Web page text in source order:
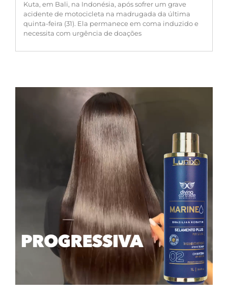
Kuta, em Bali, na Indonésia, após sofrer um grave
acidente de motocicleta na madrugada da última
quinta-feira (31). Ela permanece em coma induzido e
necessita com urgência de doações